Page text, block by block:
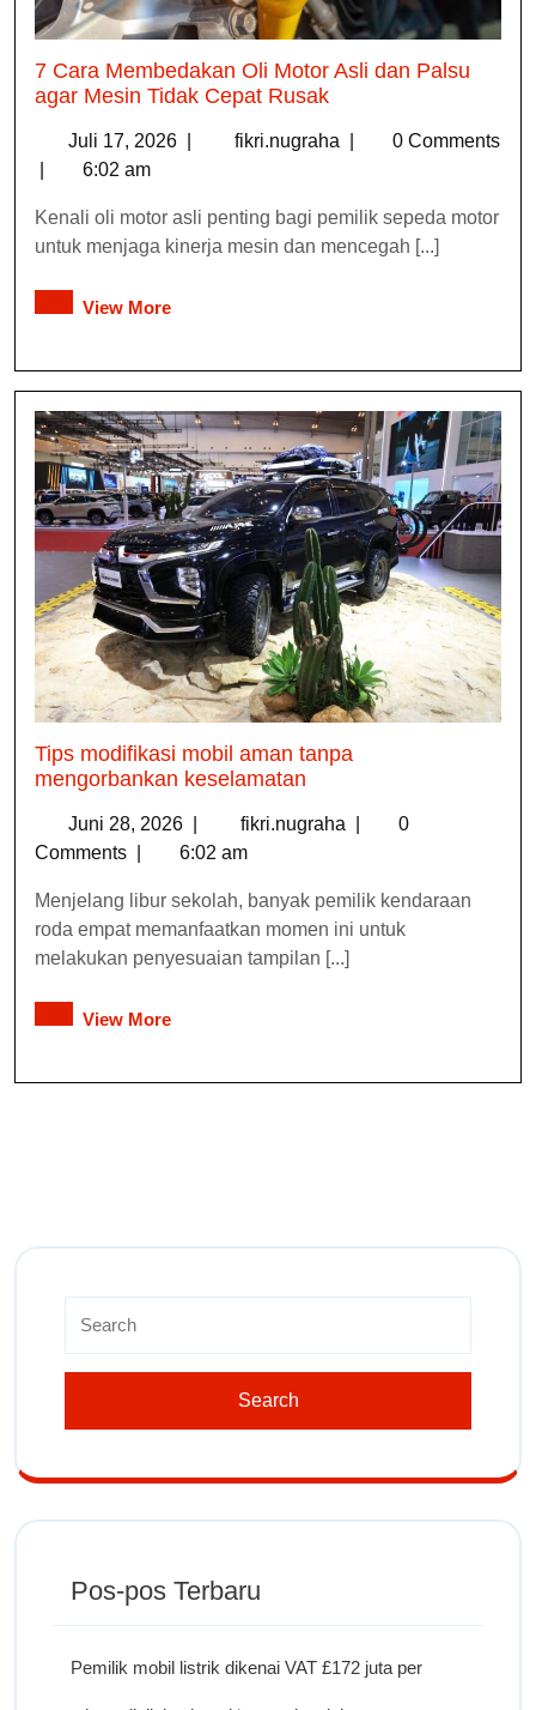
7 Cara Membedakan Oli Motor Asli dan Palsu
agar Mesin Tidak Cepat Rusak
Juli 17, 2026 fikri.nugraha
0 Comments
6:02 am
Kenali oli motor asli penting bagi pemilik sepeda motor
untuk menjaga kinerja mesin dan mencegah [...]
View More
Tips modifikasi mobil aman tanpa
mengorbankan keselamatan
Juni 28, 2026 fikri.nugraha
0
Comments
6:02 am
Menjelang libur sekolah, banyak pemilik kendaraan
roda empat memanfaatkan momen ini untuk
melakukan penyesuaian tampilan [...]
View More
Pos-pos Terbaru
Pemilik mobil listrik dikenai VAT £172 juta per